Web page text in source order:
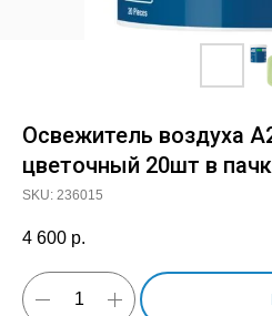
Освежитель воздуха
цветочный 20шт в
SKU: 236015
4 600 р.